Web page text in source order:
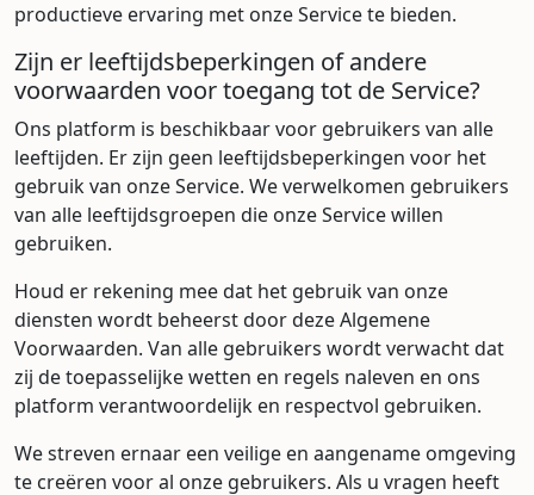
productieve ervaring met onze Service te bieden.
Zijn er leeftijdsbeperkingen of andere
voorwaarden voor toegang tot de Service?
Ons platform is beschikbaar voor gebruikers van alle
leeftijden. Er zijn geen leeftijdsbeperkingen voor het
gebruik van onze Service. We verwelkomen gebruikers
van alle leeftijdsgroepen die onze Service willen
gebruiken.
Houd er rekening mee dat het gebruik van onze
diensten wordt beheerst door deze Algemene
Voorwaarden. Van alle gebruikers wordt verwacht dat
zij de toepasselijke wetten en regels naleven en ons
platform verantwoordelijk en respectvol gebruiken.
We streven ernaar een veilige en aangename omgeving
te creëren voor al onze gebruikers. Als u vragen heeft